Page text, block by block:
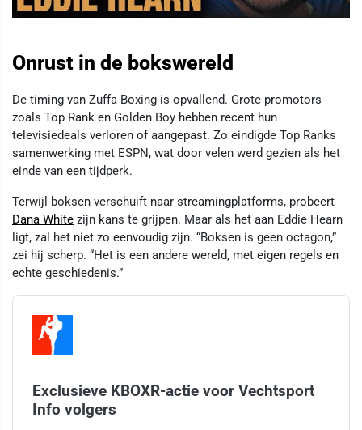
Onrust in de bokswereld
De timing van Zuffa Boxing is opvallend. Grote promotors
zoals Top Rank en Golden Boy hebben recent hun
televisiedeals verloren of aangepast. Zo eindigde Top Ranks
samenwerking met ESPN, wat door velen werd gezien als het
einde van een tijdperk.
Terwijl boksen verschuift naar streamingplatforms, probeert
Dana White zijn kans te grijpen. Maar als het aan Eddie Hearn
ligt, zal het niet zo eenvoudig zijn. “Boksen is geen octagon,”
zei hij scherp. “Het is een andere wereld, met eigen regels en
echte geschiedenis.”
Exclusieve KBOXR-actie voor Vechtsport
Info volgers